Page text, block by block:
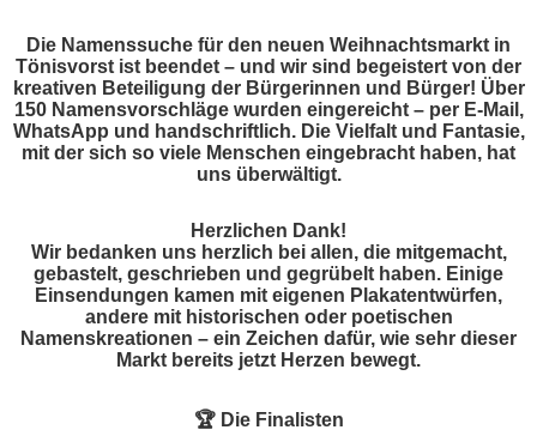
Die Namenssuche für den neuen Weihnachtsmarkt in
Tönisvorst ist beendet – und wir sind begeistert von der
kreativen Beteiligung der Bürgerinnen und Bürger! Über
150 Namensvorschläge wurden eingereicht – per E-Mail,
WhatsApp und handschriftlich. Die Vielfalt und Fantasie,
mit der sich so viele Menschen eingebracht haben, hat
uns überwältigt.
Herzlichen Dank!
Wir bedanken uns herzlich bei allen, die mitgemacht,
gebastelt, geschrieben und gegrübelt haben. Einige
Einsendungen kamen mit eigenen Plakatentwürfen,
andere mit historischen oder poetischen
Namenskreationen – ein Zeichen dafür, wie sehr dieser
Markt bereits jetzt Herzen bewegt.
🏆Die Finalisten